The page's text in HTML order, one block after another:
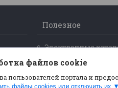
Полезное
Электронные
Статьи
файлов cookie
портала и
файлы cookies или отключить их.